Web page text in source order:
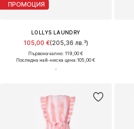
ПРОМОЦИЯ
LOLLYS LAUNDRY
105,00 €(205,36 лв.³)
Първоначално: 119,00 €
Последна най-ниска цена:105,00 €